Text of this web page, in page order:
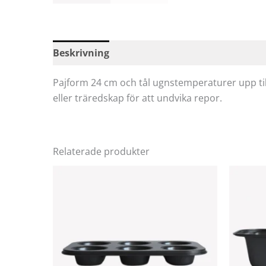
Beskrivning
Pajform 24 cm och tål ugnstemperaturer upp
eller träredskap för att undvika repor.
Relaterade produkter